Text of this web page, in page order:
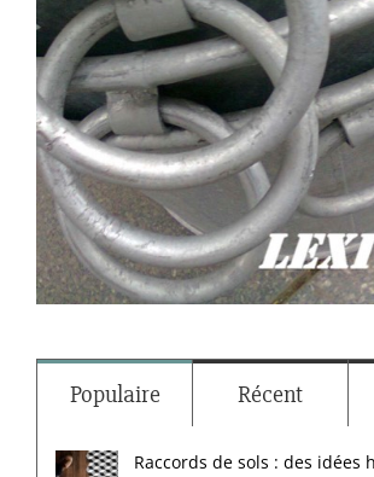
Populaire Récent
Raccords de sols : des idées